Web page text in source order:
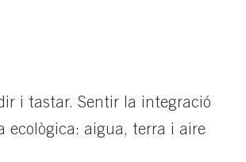
i tastar. Sentir la integració
ecològica: aigua, terra i aire